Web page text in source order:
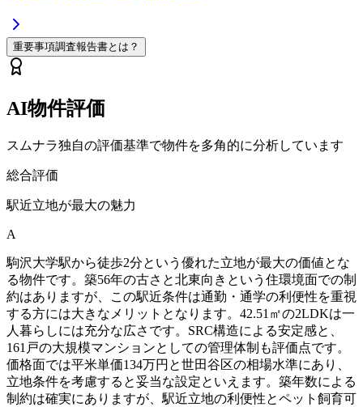
重要事項調査報告書とは？
AI物件評価
スムナラ独自の評価基準で物件を多角的に分析しています
総合評価
駅近立地が最大の魅力
A
駒沢大学駅から徒歩2分という優れた立地が最大の価値とな
る物件です。築56年の古さと北東向きという住環境面での制
約はありますが、この駅近条件は通勤・通学の利便性を重視
する方には大きなメリットとなります。42.51㎡の2LDKは一
人暮らしには充分な広さです。SRC構造による安定感と、
161戸の大規模マンションとしての管理体制も評価点です。
価格面では平米単価134万円と世田谷区の相場水準にあり、
立地条件を考慮すると妥当な設定といえます。築年数による
制約は確実にありますが、駅近立地の利便性とペット飼育可